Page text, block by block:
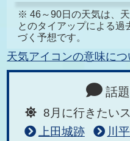
※ 46～90日の天気は、
とのタイアップによる過
づく予想です。
天気アイコンの意味につ
話
8月に行きたい
上田城跡
川